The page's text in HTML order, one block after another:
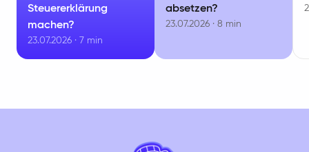
Steuererklärung
machen?
23.07.2026 · 7 min
absetzen?
23.07.2026 · 8 min